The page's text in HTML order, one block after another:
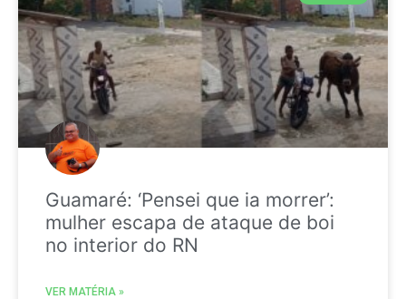
Guamaré: ‘Pensei que ia morrer’:
mulher escapa de ataque de boi
no interior do RN
VER MATÉRIA »